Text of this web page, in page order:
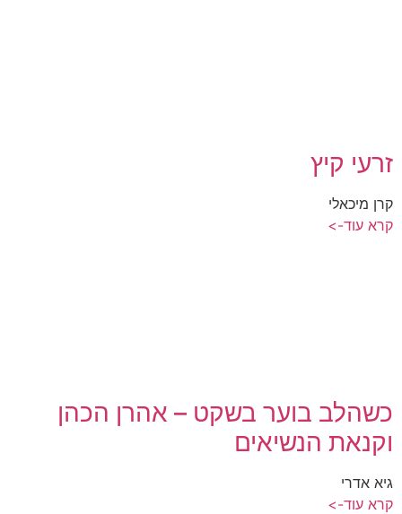
זרעי קיץ
קרן מיכאלי
קרא עוד->
כשהלב בוער בשקט – אהרן הכהן
וקנאת הנשיאים
גיא אדרי
קרא עוד->